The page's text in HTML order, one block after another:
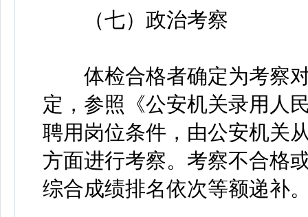
（七）政治考察
体检合格者确定为考察对
定，参照《公安机关录用人
聘用岗位条件，由公安机关
方面进行考察。考察不合格
综合成绩排名依次等额递补